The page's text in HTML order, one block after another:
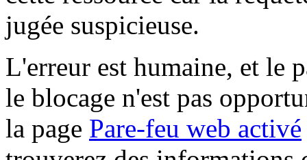
jugée suspicieuse.
L'erreur est humaine, et le
le blocage n'est pas
la page Pare-feu web activé